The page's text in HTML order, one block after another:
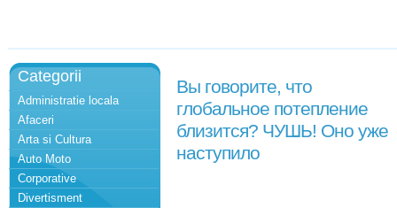
Categorii
Administratie locala
Afaceri
Arta si Cultura
Auto Moto
Corporative
Divertisment
Вы говорите, что
глобальное потепление
близится? ЧУШЬ! Оно уже
наступило